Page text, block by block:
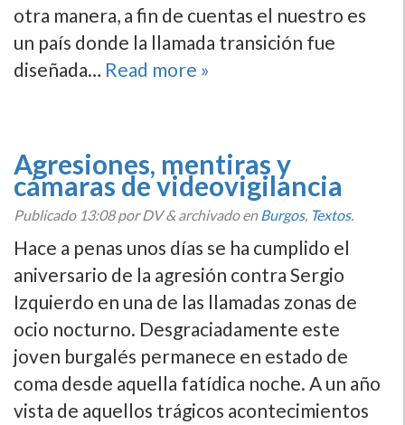
otra manera, a fin de cuentas el nuestro es
un paí­s donde la llamada transición fue
diseñada… Read more »
Agresiones, mentiras y
cámaras de videovigilancia
Publicado 13:08por DV&archivado enBurgos, Textos.
Hace a penas unos dí­as se ha cumplido el
aniversario de la agresión contra Sergio
Izquierdo en una de las llamadas zonas de
ocio nocturno. Desgraciadamente este
joven burgalés permanece en estado de
coma desde aquella fatí­dica noche. A un año
vista de aquellos trágicos acontecimientos